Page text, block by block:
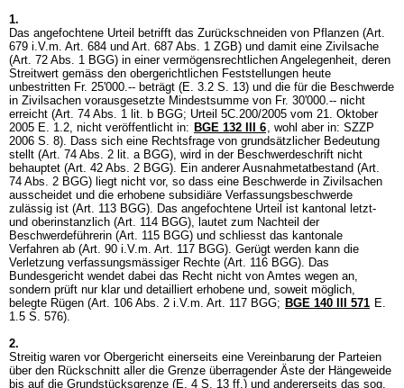
1.
Das angefochtene Urteil betrifft das Zurückschneiden von Pflanzen (Art.
679 i.V.m. Art. 684 und Art. 687 Abs. 1 ZGB) und damit eine Zivilsache
(Art. 72 Abs. 1 BGG) in einer vermögensrechtlichen Angelegenheit, deren
Streitwert gemäss den obergerichtlichen Feststellungen heute
unbestritten Fr. 25'000.-- beträgt (E. 3.2 S. 13) und die für die Beschwerde
in Zivilsachen vorausgesetzte Mindestsumme von Fr. 30'000.-- nicht
erreicht (Art. 74 Abs. 1 lit. b BGG; Urteil 5C.200/2005 vom 21. Oktober
2005 E. 1.2, nicht veröffentlicht in: BGE 132 III 6, wohl aber in: SZZP
2006 S. 8). Dass sich eine Rechtsfrage von grundsätzlicher Bedeutung
stellt (Art. 74 Abs. 2 lit. a BGG), wird in der Beschwerdeschrift nicht
behauptet (Art. 42 Abs. 2 BGG). Ein anderer Ausnahmetatbestand (Art.
74 Abs. 2 BGG) liegt nicht vor, so dass eine Beschwerde in Zivilsachen
ausscheidet und die erhobene subsidiäre Verfassungsbeschwerde
zulässig ist (Art. 113 BGG). Das angefochtene Urteil ist kantonal letzt-
und oberinstanzlich (Art. 114 BGG), lautet zum Nachteil der
Beschwerdeführerin (Art. 115 BGG) und schliesst das kantonale
Verfahren ab (Art. 90 i.V.m. Art. 117 BGG). Gerügt werden kann die
Verletzung verfassungsmässiger Rechte (Art. 116 BGG). Das
Bundesgericht wendet dabei das Recht nicht von Amtes wegen an,
sondern prüft nur klar und detailliert erhobene und, soweit möglich,
belegte Rügen (Art. 106 Abs. 2 i.V.m. Art. 117 BGG; BGE 140 III 571 E.
1.5 S. 576).
2.
Streitig waren vor Obergericht einerseits eine Vereinbarung der Parteien
über den Rückschnitt aller die Grenze überragender Äste der Hängeweide
bis auf die Grundstücksgrenze (E. 4 S. 13 ff.) und andererseits das sog.